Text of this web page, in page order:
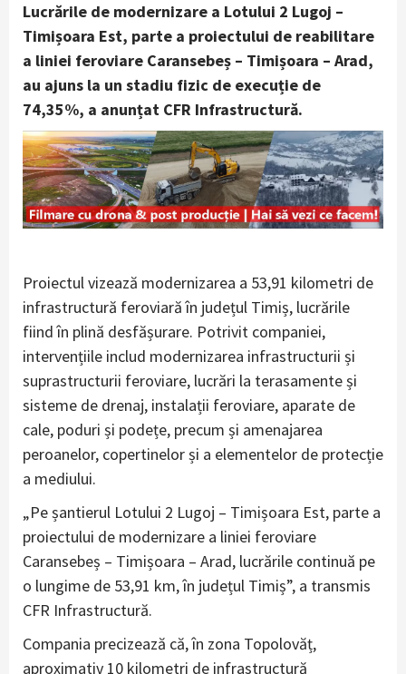
Lucrările de modernizare a Lotului 2 Lugoj –
Timișoara Est, parte a proiectului de reabilitare
a liniei feroviare Caransebeș – Timișoara – Arad,
au ajuns la un stadiu fizic de execuție de
74,35%, a anunțat CFR Infrastructură.
Proiectul vizează modernizarea a 53,91 kilometri de
infrastructură feroviară în județul Timiș, lucrările
fiind în plină desfășurare. Potrivit companiei,
intervențiile includ modernizarea infrastructurii și
suprastructurii feroviare, lucrări la terasamente și
sisteme de drenaj, instalații feroviare, aparate de
cale, poduri și podețe, precum și amenajarea
peroanelor, copertinelor și a elementelor de protecție
a mediului.
„Pe șantierul Lotului 2 Lugoj – Timișoara Est, parte a
proiectului de modernizare a liniei feroviare
Caransebeș – Timișoara – Arad, lucrările continuă pe
o lungime de 53,91 km, în județul Timiș”, a transmis
CFR Infrastructură.
Compania precizează că, în zona Topolovăț,
aproximativ 10 kilometri de infrastructură